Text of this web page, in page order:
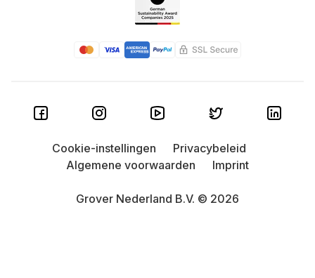
Grover Nederland B.V. © 2026
Cookie-instellingen
Privacybeleid
Algemene voorwaarden
Imprint